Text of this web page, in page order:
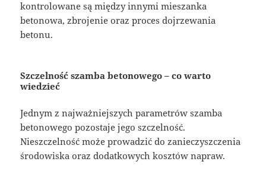
kontrolowane są między innymi mieszanka
betonowa, zbrojenie oraz proces dojrzewania
betonu.
Szczelność szamba betonowego – co warto
wiedzieć
Jednym z najważniejszych parametrów szamba
betonowego pozostaje jego szczelność.
Nieszczelność może prowadzić do zanieczyszczenia
środowiska oraz dodatkowych kosztów napraw.